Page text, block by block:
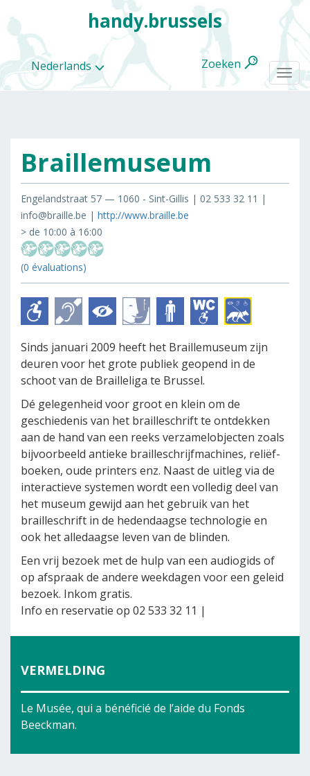
Nederlands
handy.brussels
Zoeken
Braillemuseum
Engelandstraat 57 — 1060 - Sint-Gillis | 02 533 32 11 |
info@braille.be | http://www.braille.be
> de 10:00 à 16:00
(0 évaluations)
Sinds januari 2009 heeft het Braillemuseum zijn
deuren voor het grote publiek geopend in de
schoot van de Brailleliga te Brussel.
Dé gelegenheid voor groot en klein om de
geschiedenis van het brailleschrift te ontdekken
aan de hand van een reeks verzamelobjecten zoals
bijvoorbeeld antieke brailleschrijfmachines, reliëf-
boeken, oude printers enz. Naast de uitleg via de
interactieve systemen wordt een volledig deel van
het museum gewijd aan het gebruik van het
brailleschrift in de hedendaagse technologie en
ook het alledaagse leven van de blinden.
Een vrij bezoek met de hulp van een audiogids of
op afspraak de andere weekdagen voor een geleid
bezoek. Inkom gratis.
Info en reservatie op 02 533 32 11 |
VERMELDING
Le Musée, qui a bénéficié de l’aide du Fonds
Beeckman.
Alle
categorieën